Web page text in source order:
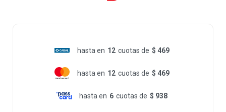
hasta en 12 cuotas de $ 469
hasta en 12 cuotas de $ 469
hasta en 6 cuotas de $ 938